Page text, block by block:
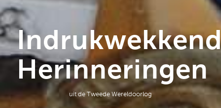
Herinneringen
uit de Tweede Wereldoorlog